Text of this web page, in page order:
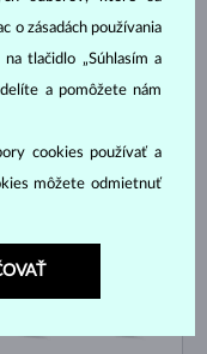
& DIAMANT
o zásadách používania
tlačidlo „Súhlasím a
a pomôžete nám
cookies používať a
môžete odmietnuť